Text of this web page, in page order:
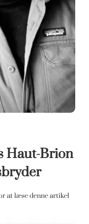
Haut-Brion
at læse denne artikel